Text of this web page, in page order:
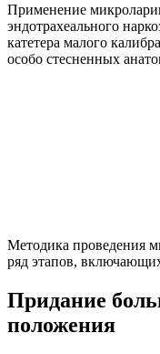
Применение
эндотрахеального
катетера малого
особо стесненных
Методика проведения
ряд этапов,
Придание
положения